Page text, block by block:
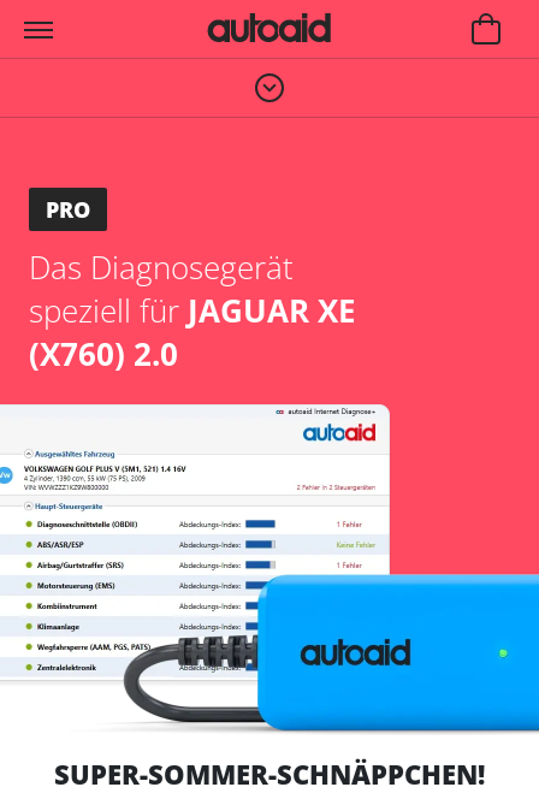
PRO
Das Diagnosegerät
speziell für JAGUAR XE
(X760) 2.0
SUPER-SOMMER-SCHNÄPPCHEN!